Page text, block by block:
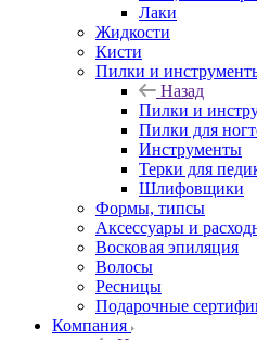
Лаки
Жидкости
Кисти
Пилки и
Назад
Пилки и
Пилки для
Инструменты
Терки для
Шлифовщики
Формы, типсы
Аксессуары и
Восковая эпиляция
Волосы
Ресницы
Подарочные
Компания